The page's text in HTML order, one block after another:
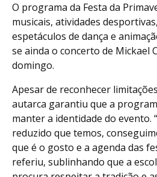
O programa da Festa da
musicais, atividades
espetáculos de dança e
se ainda o concerto de Mickael
domingo.
Apesar de reconhecer
autarca garantiu que a
manter a identidade do evento.
reduzido que temos,
que é o gosto e a agenda das
referiu, sublinhando que a